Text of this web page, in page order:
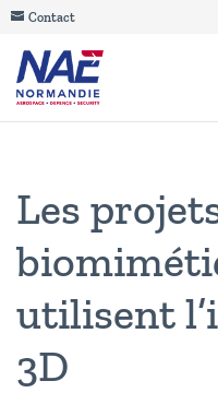
Contact
Les
utilisent
3D